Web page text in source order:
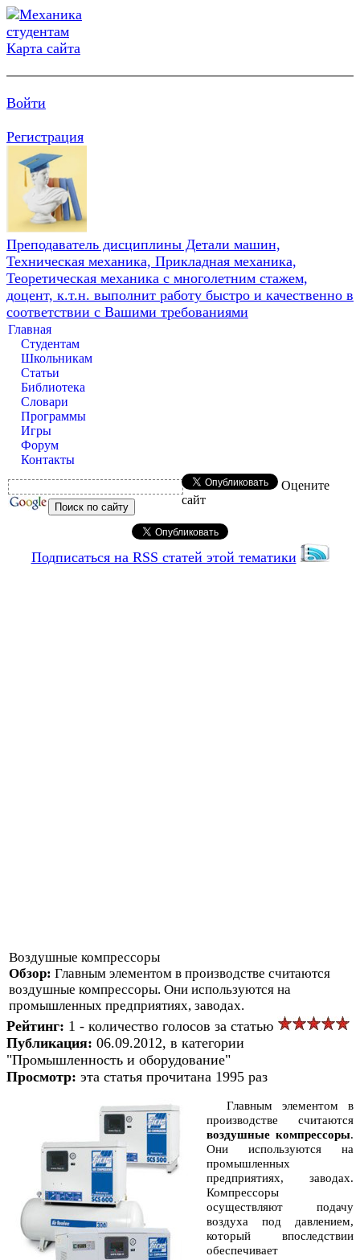
Карта сайта
Войти
Регистрация
Преподаватель дисциплины Детали машин,
Техническая механика, Прикладная механика,
Теоретическая механика с многолетним стажем,
доцент, к.т.н. выполнит работу быстро и качественно в
соответствии с Вашими требованиями
Главная
Студентам
Школьникам
Статьи
Библиотека
Словари
Программы
Игры
Форум
Контакты
Оцените
сайт
Подписаться на RSS статей этой тематики
Воздушные компрессоры
Обзор: Главным элементом в производстве считаются
воздушные компрессоры. Они используются на
промышленных предприятиях, заводах.
Рейтинг: 1 - количество голосов за статью
Публикация: 06.09.2012, в категории
"Промышленность и оборудование"
Просмотр: эта статья прочитана 1995 раз
Главным элементом в
производстве считаются
воздушные компрессоры.
Они используются на
промышленных
предприятиях, заводах.
Компрессоры
осуществляют подачу
воздуха под давлением,
который впоследствии
обеспечивает